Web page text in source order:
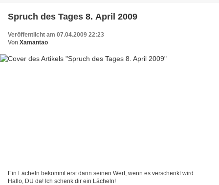
Spruch des Tages 8. April 2009
Veröffentlicht am 07.04.2009 22:23
Von Xamantao
Ein Lächeln bekommt erst dann seinen Wert, wenn es verschenkt wird.
Hallo, DU da! Ich schenk dir ein Lächeln!